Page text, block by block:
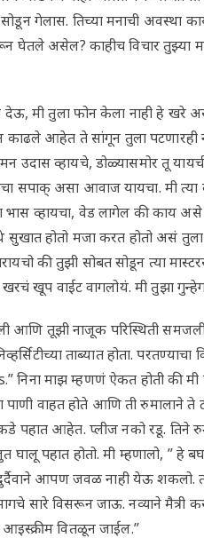
तू सोडून गेलास. तिच्या मनाची
घेतले असेल? काहीच विचार तुझ्या
देऊ, मी तुला फोन केला नाही हे खरे
काढले आहेत ते सांगून तुला पटणारही
उदास व्हायचे, डोळ्यासमोर तू
सपाक् असा आवाज यायचा. मी
भास व्हायचा, वेड लागेल की काय
सुखात होतो मजा करत होतो असं
की तुझी सोबत सोडून त्या
खूप वाईट वागलोयं. मी तुझा
आणि तूझी नाजूक परिस्थिती
ताब्यात होता.
माझ म्हणणं ऐकत होती की मी
पाणी वाहत होते आणि ती रुमालाने ते
पहात आहेत. प्लीज नको रडू. तिने
घालू पहात होतो. मी म्हणालो, ” हे
आपण जवळ नाही येऊ शकलो.
सारे विसरून जाऊ. नव्याने
वितळून जाईल.”